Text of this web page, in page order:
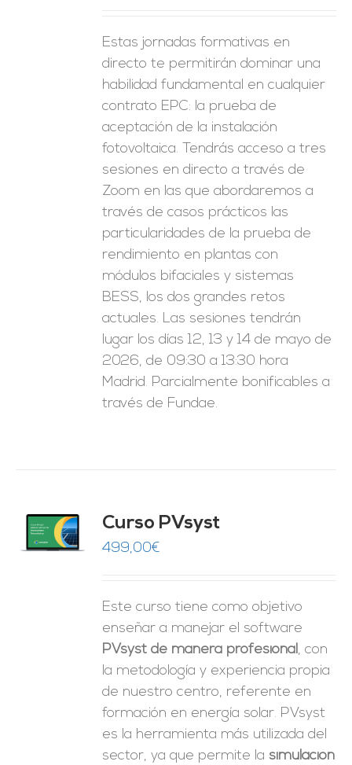
Estas jornadas formativas en
directo te permitirán dominar una
habilidad fundamental en cualquier
contrato EPC: la prueba de
aceptación de la instalación
fotovoltaica. Tendrás acceso a tres
sesiones en directo a través de
Zoom en las que abordaremos a
través de casos prácticos las
particularidades de la prueba de
rendimiento en plantas con
módulos bifaciales y sistemas
BESS, los dos grandes retos
actuales. Las sesiones tendrán
lugar los días 12, 13 y 14 de mayo de
2026, de 09:30 a 13:30 hora
Madrid. Parcialmente bonificables a
través de Fundae.
Curso PVsyst
499,00€
Este curso tiene como objetivo
enseñar a manejar el software
PVsyst de manera profesional, con
la metodología y experiencia propia
de nuestro centro, referente en
formación en energía solar. PVsyst
es la herramienta más utilizada del
sector, ya que permite la simulación